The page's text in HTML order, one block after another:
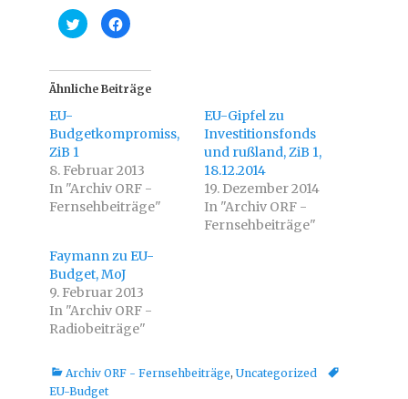
K
l
,
u
m
e
r
i
t
t
e
t
e
i
l
e
n
(
W
i
i
n
n
K
l
,
u
m
f
F
c
e
b
o
o
t
e
i
l
e
n
(
W
i
i
Ähnliche Beiträge
EU-
Budgetkompromiss,
ZiB 1
8. Februar 2013
In "Archiv ORF -
Fernsehbeiträge"
EU-Gipfel zu
Investitionsfonds
und rußland, ZiB 1,
18.12.2014
19. Dezember 2014
In "Archiv ORF -
Fernsehbeiträge"
Faymann zu EU-
Budget, MoJ
9. Februar 2013
In "Archiv ORF -
Radiobeiträge"
Kategorien
Archiv ORF - Fernsehbeiträge, Uncategorized
Tags
EU-Budget